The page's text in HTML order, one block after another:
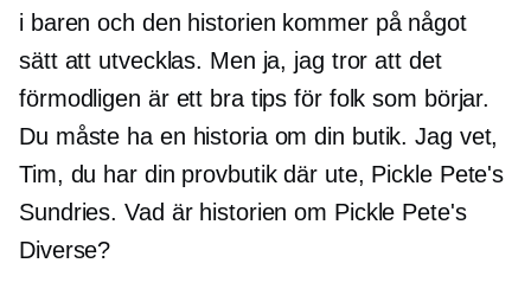
i baren och den historien kommer på något
sätt att utvecklas. Men ja, jag tror att det
förmodligen är ett bra tips för folk som börjar.
Du måste ha en historia om din butik. Jag vet,
Tim, du har din provbutik där ute, Pickle Pete's
Sundries. Vad är historien om Pickle Pete's
Diverse?